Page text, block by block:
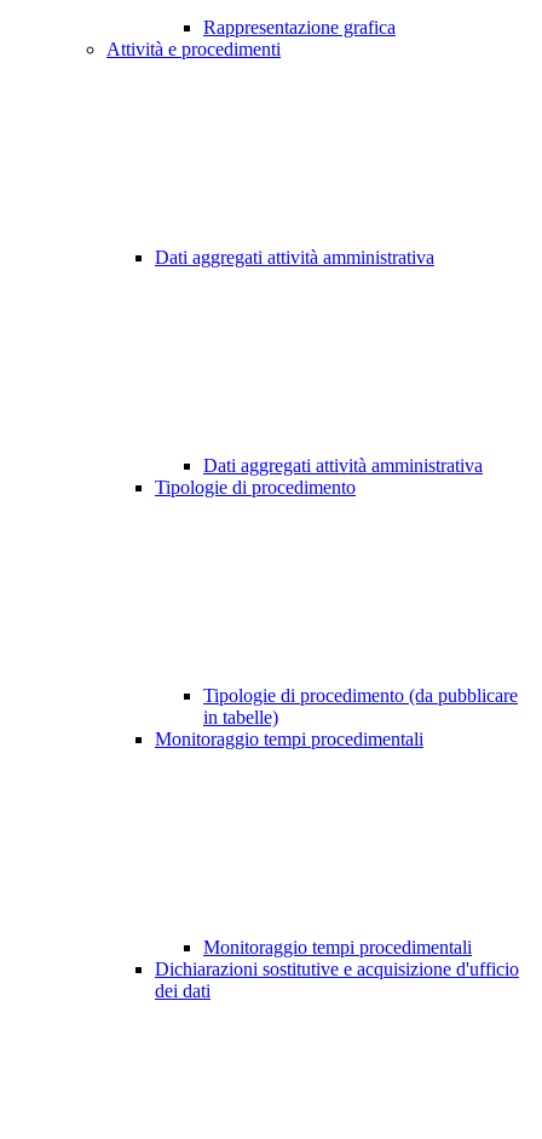
Rappresentazione grafica
Attività e procedimenti
Dati aggregati attività amministrativa
Dati aggregati attività amministrativa
Tipologie di procedimento
Tipologie di procedimento (da pubblicare
in tabelle)
Monitoraggio tempi procedimentali
Monitoraggio tempi procedimentali
Dichiarazioni sostitutive e acquisizione d'ufficio
dei dati